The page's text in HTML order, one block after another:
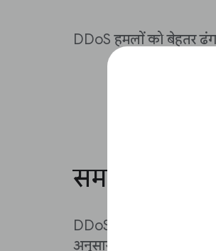
DDoS हमलों को बेहतर
समाचार
DDoS हमले तेज़ी से आम
अनुसार, 10 सबसे अधिक